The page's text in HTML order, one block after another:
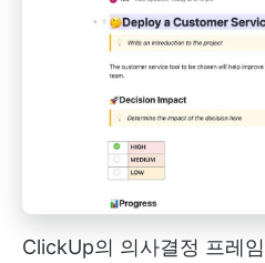
ClickUp의 의사결정 프레